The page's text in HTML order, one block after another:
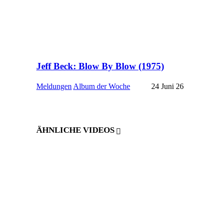
Jeff Beck: Blow By Blow (1975)
Meldungen Album der Woche 24 Juni 26
ÄHNLICHE VIDEOS